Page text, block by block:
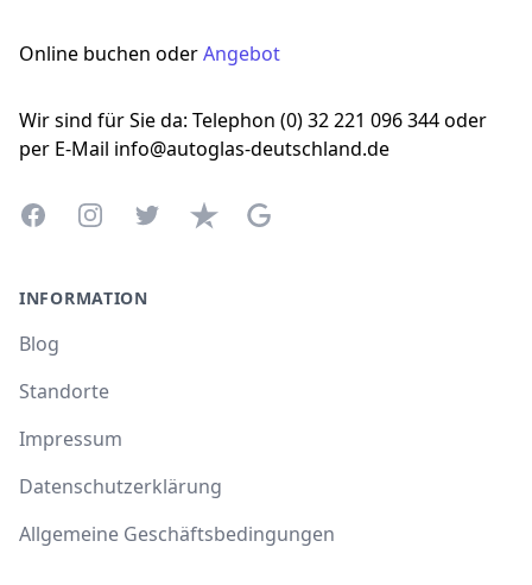
Online buchen oderAngebot
Wir sind für Sie da: Telephon (0) 32 221 096 344 oder
per E-Mail info@autoglas-deutschland.de
FacebookInstagramTwitterTrustpilotGoogle Business Profile
INFORMATION
Blog
Standorte
Impressum
Datenschutzerklärung
Allgemeine Geschäftsbedingungen